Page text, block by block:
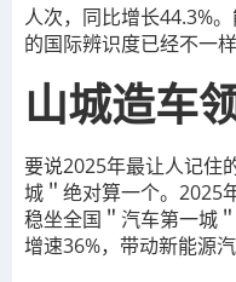
人次，同比增长44.3%
的国际辨识度已经不一样
山城造车
要说2025年最让人记住
城＂绝对算一个。2025
稳坐全国＂汽车第一城
增速36%，带动新能源